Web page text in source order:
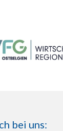
bei uns: